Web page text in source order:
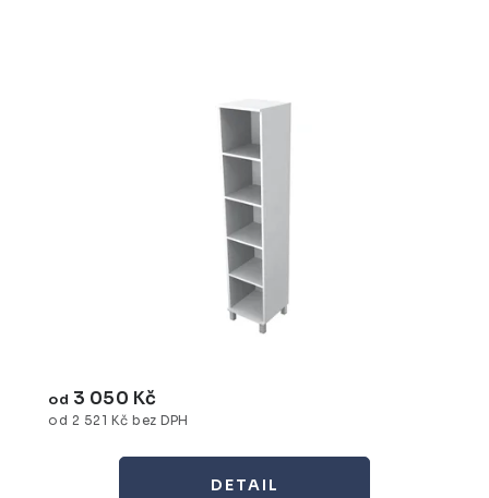
od 2 521 Kč bez DPH
od 3 050 Kč